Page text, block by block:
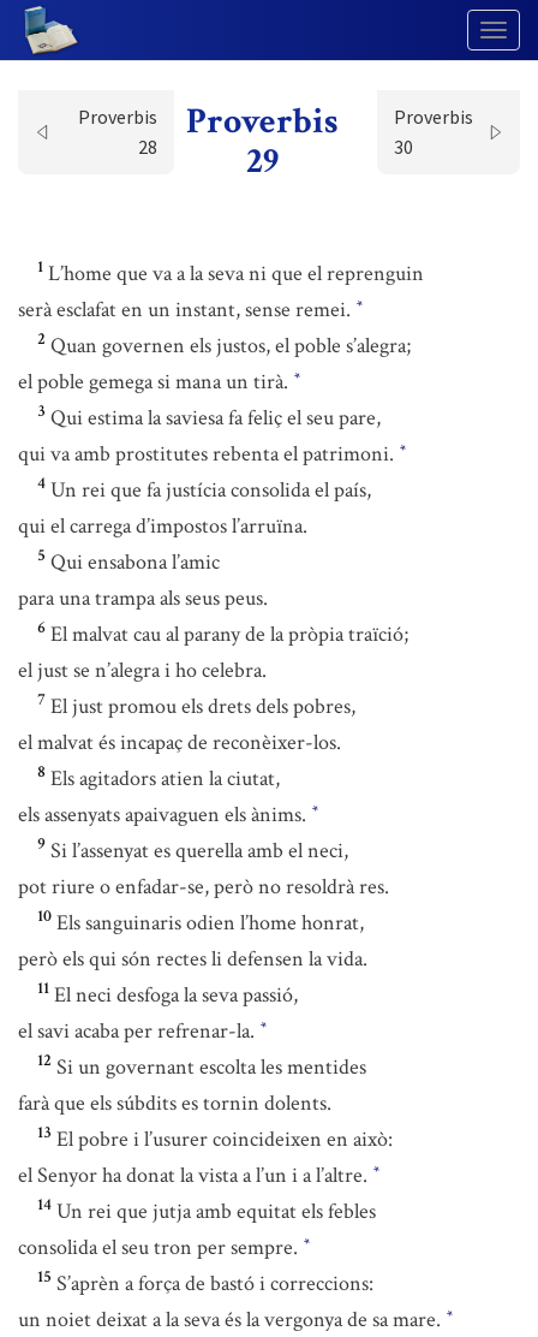
Proverbis
28
Proverbis
29
Proverbis
30
1 L’home que va a la seva ni que el reprenguin
serà esclafat en un instant, sense remei. *
2 Quan governen els justos, el poble s’alegra;
el poble gemega si mana un tirà. *
3 Qui estima la saviesa fa feliç el seu pare,
qui va amb prostitutes rebenta el patrimoni. *
4 Un rei que fa justícia consolida el país,
qui el carrega d’impostos l’arruïna.
5 Qui ensabona l’amic
para una trampa als seus peus.
6 El malvat cau al parany de la pròpia traïció;
el just se n’alegra i ho celebra.
7 El just promou els drets dels pobres,
el malvat és incapaç de reconèixer-los.
8 Els agitadors atien la ciutat,
els assenyats apaivaguen els ànims. *
9 Si l’assenyat es querella amb el neci,
pot riure o enfadar-se, però no resoldrà res.
10 Els sanguinaris odien l’home honrat,
però els qui són rectes li defensen la vida.
11 El neci desfoga la seva passió,
el savi acaba per refrenar-la. *
12 Si un governant escolta les mentides
farà que els súbdits es tornin dolents.
13 El pobre i l’usurer coincideixen en això:
el Senyor ha donat la vista a l’un i a l’altre. *
14 Un rei que jutja amb equitat els febles
consolida el seu tron per sempre. *
15 S’aprèn a força de bastó i correccions:
un noiet deixat a la seva és la vergonya de sa mare. *